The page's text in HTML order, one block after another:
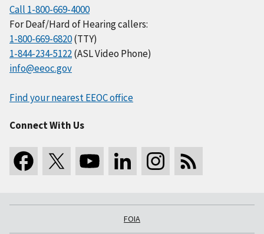
Call 1-800-669-4000
For Deaf/Hard of Hearing callers:
1-800-669-6820(TTY)
1-844-234-5122(ASL Video Phone)
info@eeoc.gov
Find your nearest EEOC office
Connect With Us
FOIA